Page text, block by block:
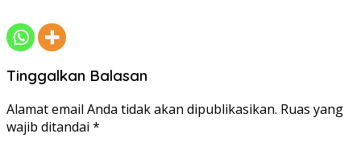
Tinggalkan Balasan
Alamat email Anda tidak akan dipublikasikan. Ruas yang
wajib ditandai *